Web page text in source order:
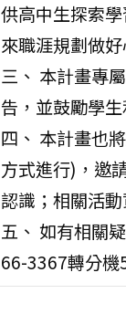
供高中生探索
來職涯規劃做
三、 本計畫專
告，並鼓勵學
四、 本計畫也
方式進行)，邀
認識；相關活
五、 如有相關
66-3367轉分